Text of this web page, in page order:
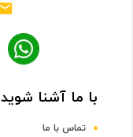
حافظه RAM
با ما آشنا شوید
تماس با ما